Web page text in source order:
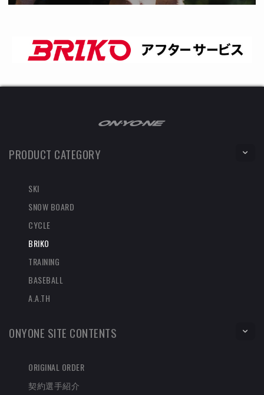
PRODUCT CATEGORY
SKI
SNOW BOARD
CYCLE
BRIKO
TRAINING
BASEBALL
A.A.TH
ONYONE SITE CONTENTS
ORIGINAL ORDER
契約選手紹介